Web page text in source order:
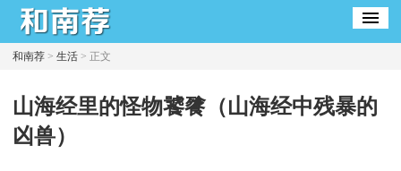
和南荐> 生活> 正文
​山海经里的怪物饕餮（山海经中残暴的
凶兽）